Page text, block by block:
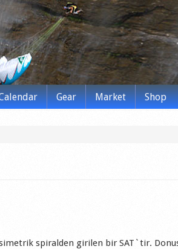
Gear Market Shop
spiralden girilen bir SAT`tir.